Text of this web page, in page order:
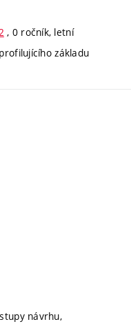
, 0 ročník, letní
základu
návrhu,